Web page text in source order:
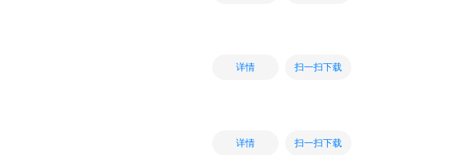
详情 扫一扫下载
详情 扫一扫下载